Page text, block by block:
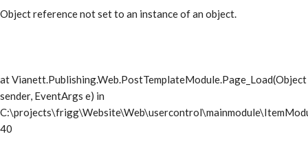
Object reference not set to an instance of an object.
at Vianett.Publishing.Web.PostTemplateModule.Page_Load(Object
sender, EventArgs e) in
40